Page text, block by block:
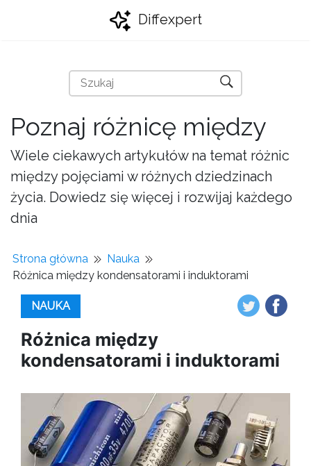
Diffexpert
Poznaj różnicę między
Wiele ciekawych artykułów na temat różnic
między pojęciami w różnych dziedzinach
życia. Dowiedz się więcej i rozwijaj każdego
dnia
Strona główna
Nauka
Różnica między kondensatorami i induktorami
NAUKA
Różnica między
kondensatorami i induktorami